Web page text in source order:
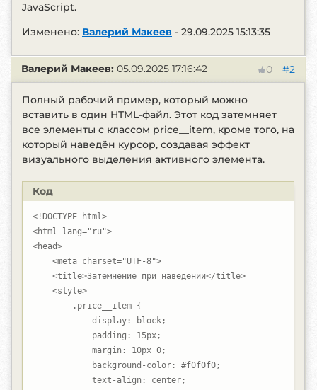
JavaScript.
Изменено: Валерий Макеев - 29.09.2025 15:13:35
#2
0
Валерий Макеев: 05.09.2025 17:16:42
Полный рабочий пример, который можно
вставить в один HTML-файл. Этот код затемняет
все элементы с классом price__item, кроме того, на
который наведён курсор, создавая эффект
визуального выделения активного элемента.
Код
<!DOCTYPE html>
<html lang="ru">
<head>
<meta charset="UTF-8">
<title>Затемнение при наведении</title>
<style>
.price__item {
display: block;
padding: 15px;
margin: 10px 0;
background-color: #f0f0f0;
text-align: center;